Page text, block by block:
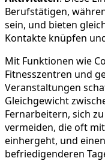
Berufstätigen,
sein, und bieten
Kontakte knüpfen
Mit Funktionen wie
Fitnesszentren und
Veranstaltungen
Gleichgewicht
Fernarbeitern, sich
vermeiden, die oft
einhergeht, und
befriedigenderen